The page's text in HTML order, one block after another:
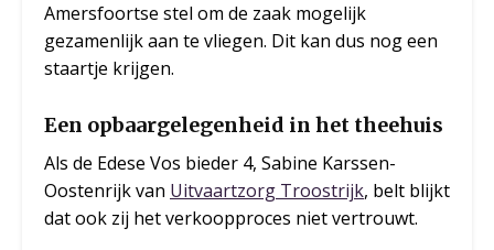
Amersfoortse stel om de zaak mogelijk
gezamenlijk aan te vliegen. Dit kan dus nog een
staartje krijgen.
Een opbaargelegenheid in het theehuis
Als de Edese Vos bieder 4, Sabine Karssen-
Oostenrijk van Uitvaartzorg Troostrijk, belt blijkt
dat ook zij het verkoopproces niet vertrouwt.